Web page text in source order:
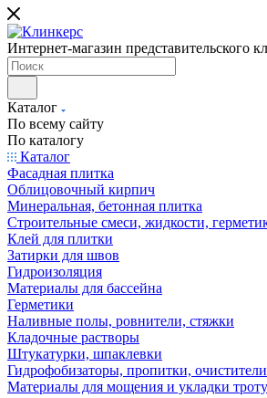
Интернет-магазин представительского
Каталог
По всему сайту
По каталогу
Каталог
Фасадная плитка
Облицовочный кирпич
Минеральная, бетонная плитка
Строительные смеси, жидкости,
Клей для плитки
Затирки для швов
Гидроизоляция
Материалы для бассейна
Герметики
Наливные полы, ровнители, стяжки
Кладочные растворы
Штукатурки, шпаклевки
Гидрофобизаторы, пропитки, очистители
Материалы для мощения и укладки